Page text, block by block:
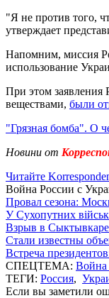
"Я не против того,
утверждает
Напомним, миссия
использование
При этом заявления
веществами, были
"Грязная бомба". О
Новини от
Читайте
Война России с
Провал сезона:
У Сухопутних
Взрыв в
Стали известны
Встреча
СПЕЦТЕМА: Война
ТЕГИ: Россия,
Если вы заметили